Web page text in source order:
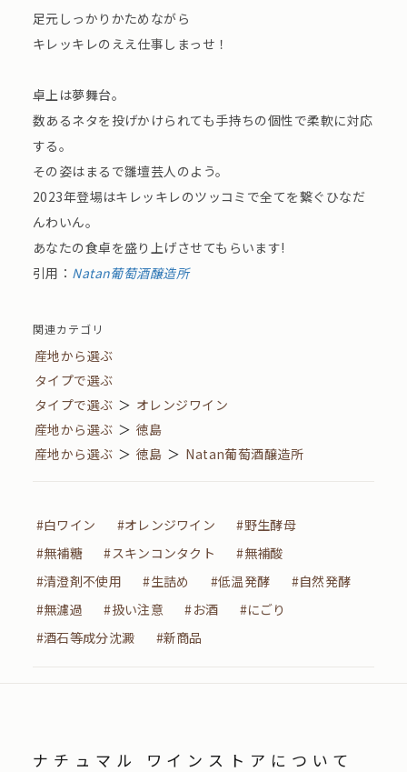
足元しっかりかためながら
キレッキレのええ仕事しまっせ！
卓上は夢舞台。
数あるネタを投げかけられても手持ちの個性で柔軟に対応
する。
その姿はまるで雛壇芸人のよう。
2023年登場はキレッキレのツッコミで全てを繋ぐひなだ
んわいん。
あなたの食卓を盛り上げさせてもらいます!
引用： Natan葡萄酒醸造所
関連カテゴリ
産地から選ぶ
タイプで選ぶ
タイプで選ぶ ＞ オレンジワイン
産地から選ぶ ＞ 徳島
産地から選ぶ ＞ 徳島 ＞ Natan葡萄酒醸造所
#白ワイン #オレンジワイン
#野生酵母
#無補糖
#スキンコンタクト
#無補酸
#清澄剤不使用
#生詰め #低温発酵
#自然発酵
#無濾過
#扱い注意 #お酒
#にごり
#酒石等成分沈澱
#新商品
ナチュマル ワインストアについて